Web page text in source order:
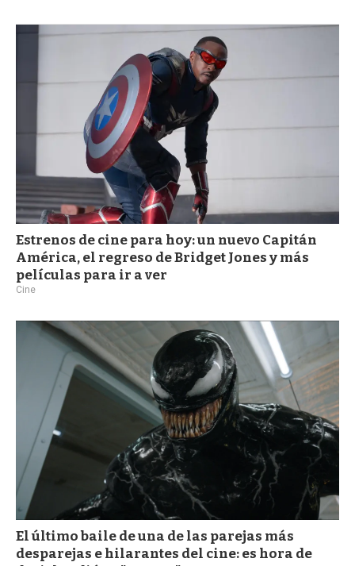
Estrenos de cine para hoy: un nuevo Capitán
América, el regreso de Bridget Jones y más
películas para ir a ver
Cine
El último baile de una de las parejas más
desparejas e hilarantes del cine: es hora de